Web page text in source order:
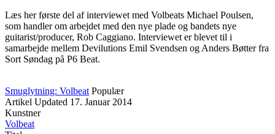
Læs her første del af interviewet med Volbeats Michael Poulsen,
som handler om arbejdet med den nye plade og bandets nye
guitarist/producer, Rob Caggiano. Interviewet er blevet til i
samarbejde mellem Devilutions Emil Svendsen og Anders Bøtter fra
Sort Søndag på P6 Beat.
Smuglytning: Volbeat Populær
Artikel Updated 17. Januar 2014
Kunstner
Volbeat